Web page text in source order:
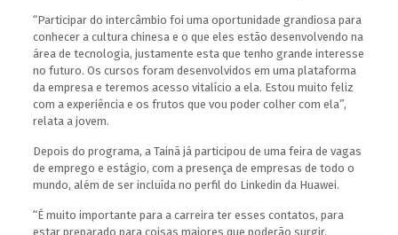
“Participar do intercâmbio foi uma oportunidade grandiosa para
conhecer a cultura chinesa e o que eles estão desenvolvendo na
área de tecnologia, justamente esta que tenho grande interesse
no futuro. Os cursos foram desenvolvidos em uma plataforma
da empresa e teremos acesso vitalício a ela. Estou muito feliz
com a experiência e os frutos que vou poder colher com ela”,
relata a jovem.
Depois do programa, a Tainã já participou de uma feira de vagas
de emprego e estágio, com a presença de empresas de todo o
mundo, além de ser incluída no perfil do Linkedin da Huawei.
“É muito importante para a carreira ter esses contatos, para
estar preparado para coisas maiores que poderão surgir.